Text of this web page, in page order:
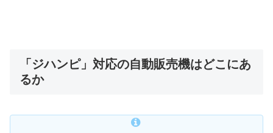
「ジハンピ」対応の自動販売機はどこにあ
るか